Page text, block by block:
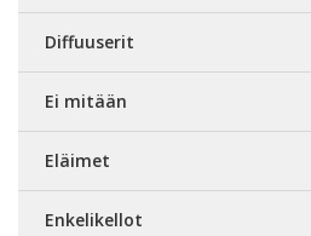
Diffuuserit
Ei mitään
Eläimet
Enkelikellot